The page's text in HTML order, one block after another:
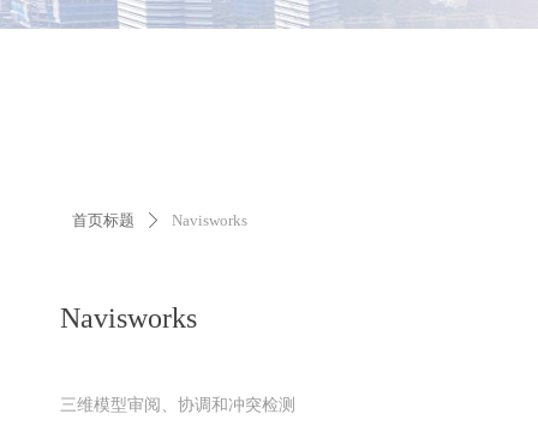
首页标题 ꄲ Navisworks
Navisworks
三维模型审阅、协调和冲突检测